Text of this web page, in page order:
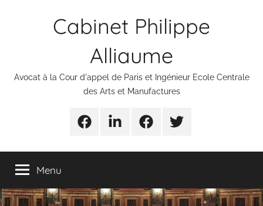
Cabinet Philippe
Alliaume
Avocat à la Cour d'appel de Paris et Ingénieur Ecole Centrale
des Arts et Manufactures
UrgencesLinkedinFacebookTwitter
Menu